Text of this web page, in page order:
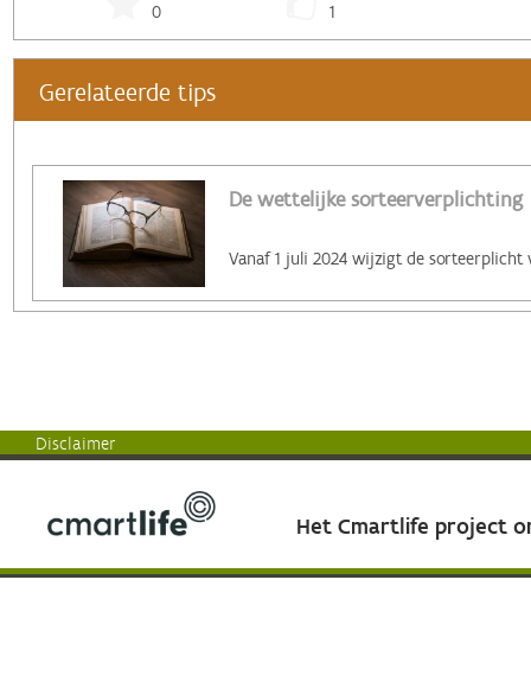
0 1
Gerelateerde tips
De wettelijke sorteerverplichting
Disclaimer
Het Cmartlife project